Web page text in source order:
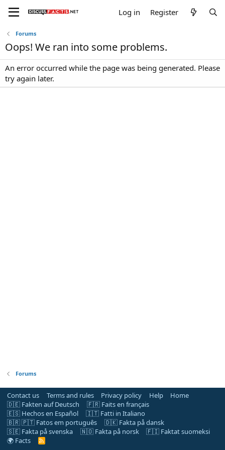
Log in Register
Forums
Oops! We ran into some problems.
An error occurred while the page was being generated. Please
try again later.
Forums
Contact us Terms and rules Privacy policy Help
Home
🇩🇪 Fakten auf Deutsch
🇫🇷 Faits en français
🇪🇸 Hechos en Español
🇮🇹 Fatti in Italiano
🇧🇷 🇵🇹 Fatos em português
🇩🇰 Fakta på dansk
🇸🇪 Fakta på svenska
🇳🇴 Fakta på norsk
🇫🇮 Faktat suomeksi
🌍 Facts
R